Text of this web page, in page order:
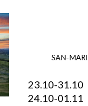
SAN-
23.10-
24.10-01.11